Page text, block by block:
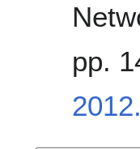
pp.